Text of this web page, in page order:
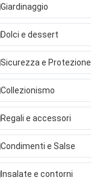
Giardinaggio
Dolci e dessert
Sicurezza e Protezione
Collezionismo
Regali e accessori
Condimenti e Salse
Insalate e contorni